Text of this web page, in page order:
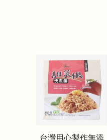
台灣用心製作無添